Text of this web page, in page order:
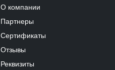
О компании
Партнеры
Сертификаты
Отзывы
Реквизиты